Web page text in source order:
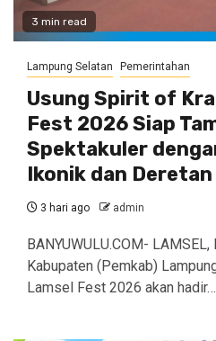
3 min read
Lampung Selatan Pemerintahan
Usung Spirit of
Fest 2026 Siap
Spektakuler
Ikonik dan
3 hari ago admin
BANYUWULU.COM-
Kabupaten (Pemkab)
Lamsel Fest 2026 akan hadir…